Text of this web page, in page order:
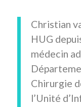
Christian
HUG
médecin
Chirurgie
l’Unité